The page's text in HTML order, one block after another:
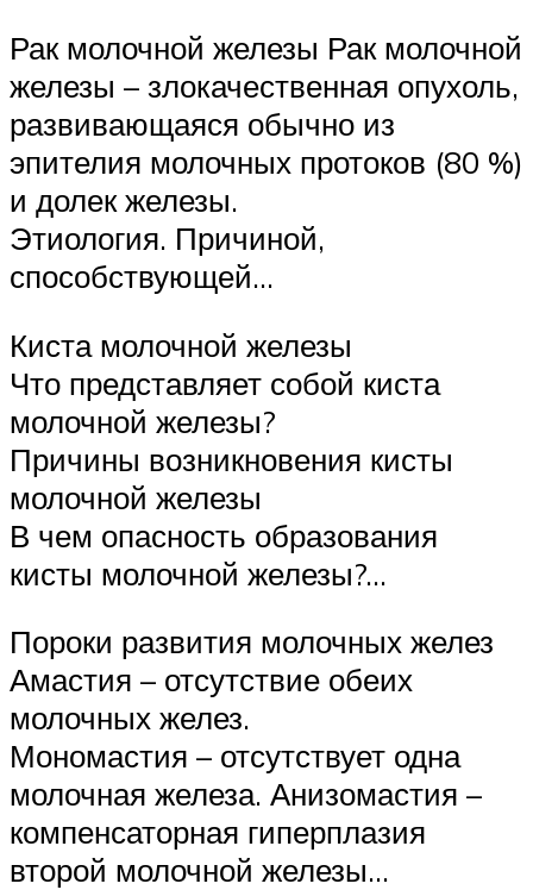
Рак молочной железы Рак молочной
железы – злокачественная опухоль,
развивающаяся обычно из
эпителия молочных протоков (80 %)
и долек железы.
Этиология. Причиной,
способствующей…
Киста молочной железы
Что представляет собой киста
молочной железы?
Причины возникновения кисты
молочной железы
В чем опасность образования
кисты молочной железы?…
Пороки развития молочных желез
Амастия – отсутствие обеих
молочных желез.
Мономастия – отсутствует одна
молочная железа. Анизомастия –
компенсаторная гиперплазия
второй молочной железы…